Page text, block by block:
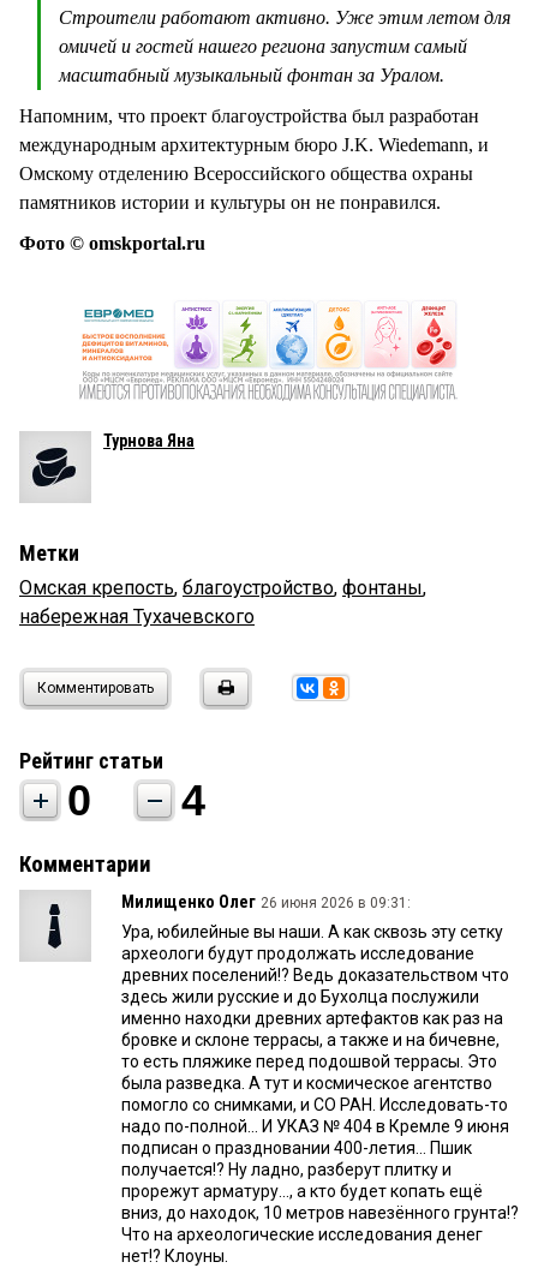
Строители работают активно. Уже этим летом для
омичей и гостей нашего региона запустим самый
масштабный музыкальный фонтан за Уралом.
Напомним, что проект благоустройства был разработан
международным архитектурным бюро J.K. Wiedemann, и
Омскому отделению Всероссийского общества охраны
памятников истории и культуры он не понравился.
Фото © omskportal.ru
Турнова Яна
Метки
Омская крепость, благоустройство, фонтаны,
набережная Тухачевского
Комментировать
Рейтинг статьи
0 4
Комментарии
Милищенко Олег 26 июня 2026 в 09:31:
Ура, юбилейные вы наши. А как сквозь эту сетку
археологи будут продолжать исследование
древних поселений!? Ведь доказательством что
здесь жили русские и до Бухолца послужили
именно находки древних артефактов как раз на
бровке и склоне террасы, а также и на бичевне,
то есть пляжике перед подошвой террасы. Это
была разведка. А тут и космическое агентство
помогло со снимками, и СО РАН. Исследовать-то
надо по-полной... И УКАЗ № 404 в Кремле 9 июня
подписан о праздновании 400-летия... Пшик
получается!? Ну ладно, разберут плитку и
прорежут арматуру..., а кто будет копать ещё
вниз, до находок, 10 метров навезённого грунта!?
Что на археологические исследования денег
нет!? Клоуны.